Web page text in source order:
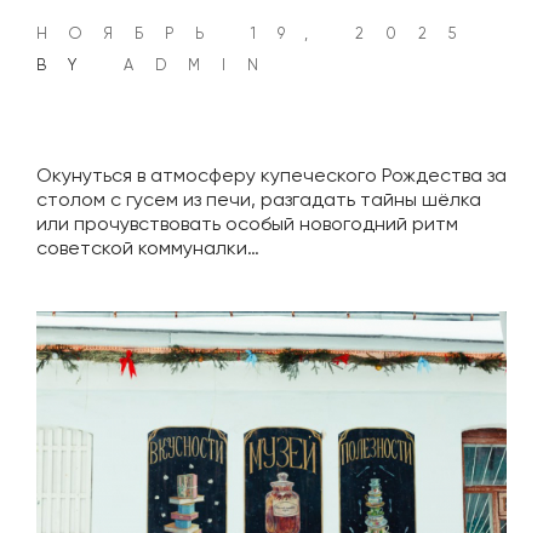
НОЯБРЬ 19, 2025
BY ADMIN
Окунуться в атмосферу купеческого Рождества за
столом с гусем из печи, разгадать тайны шёлка
или прочувствовать особый новогодний ритм
советской коммуналки…